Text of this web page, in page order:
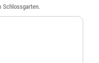
Schlossgarten.